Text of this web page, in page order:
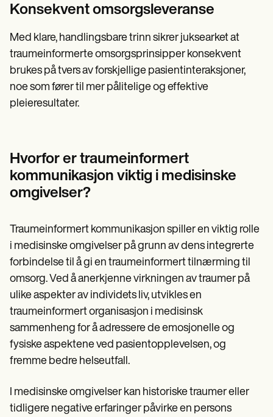
Konsekvent omsorgsleveranse
Med klare, handlingsbare trinn sikrer juksearket at
traumeinformerte omsorgsprinsipper konsekvent
brukes på tvers av forskjellige pasientinteraksjoner,
noe som fører til mer pålitelige og effektive
pleieresultater.
Hvorfor er traumeinformert
kommunikasjon viktig i medisinske
omgivelser?
Traumeinformert kommunikasjon spiller en viktig rolle
i medisinske omgivelser på grunn av dens integrerte
forbindelse til å gi en traumeinformert tilnærming til
omsorg. Ved å anerkjenne virkningen av traumer på
ulike aspekter av individets liv, utvikles en
traumeinformert organisasjon i medisinsk
sammenheng for å adressere de emosjonelle og
fysiske aspektene ved pasientopplevelsen, og
fremme bedre helseutfall.
I medisinske omgivelser kan historiske traumer eller
tidligere negative erfaringer påvirke en persons